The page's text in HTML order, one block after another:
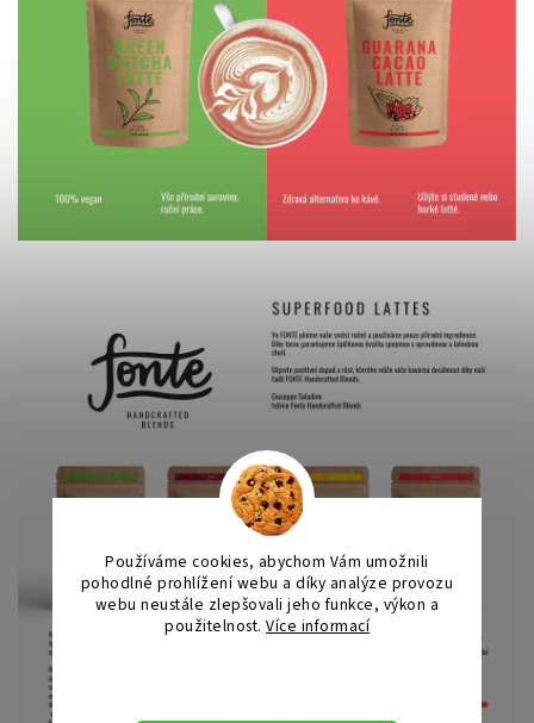
Používáme cookies, abychom Vám umožnili
pohodlné prohlížení webu a díky analýze provozu
webu neustále zlepšovali jeho funkce, výkon a
použitelnost. Více informací